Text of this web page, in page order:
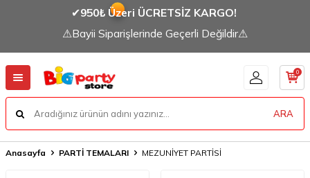
✔950₺ Üzeri ÜCRETSİZ KARGO!
⚠Bayii Siparişlerinde Geçerli Değildir⚠
ARA
0
Anasayfa PARTİ TEMALARI MEZUNİYET PARTİSİ